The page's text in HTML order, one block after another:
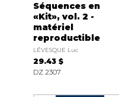
Séquences en
«Kit», vol. 2 -
matériel
reproductible
LÉVESQUE Luc
29.43 $
DZ 2307